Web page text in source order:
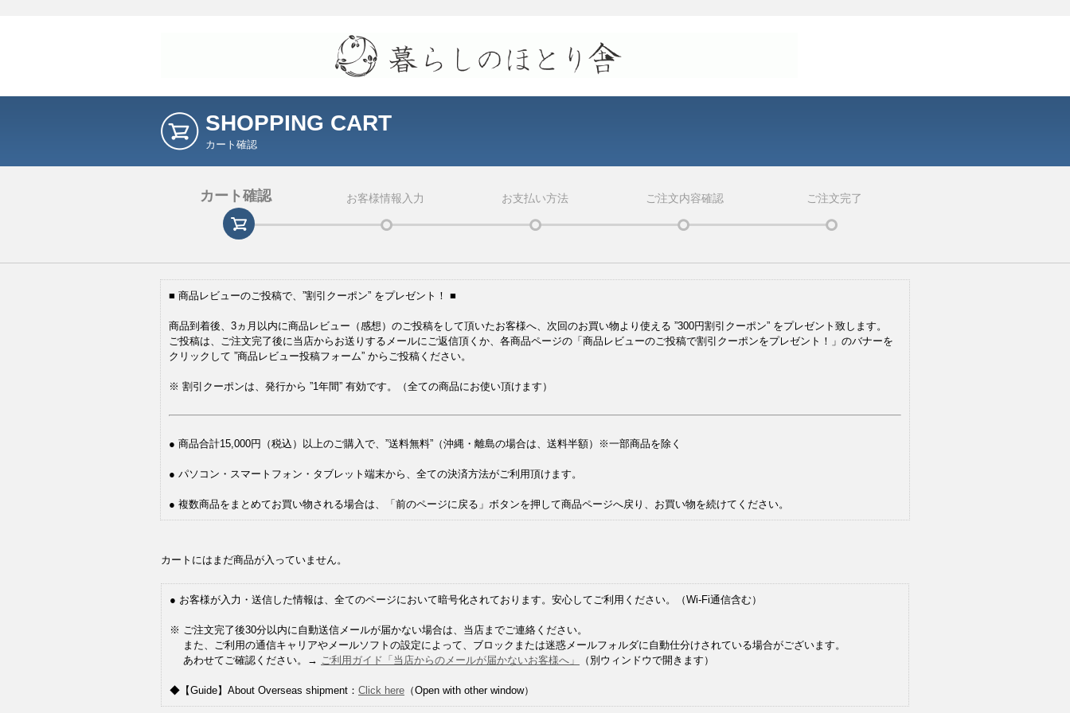
SHOPPING CART
カート確認
カート確認 お客様情報入力 お支払い方法 ご注文内容確認 ご注文完了
■ 商品レビューのご投稿で、”割引クーポン” をプレゼント！ ■
商品到着後、3ヵ月以内に商品レビュー（感想）のご投稿をして頂いたお客様へ、次回のお買い物より使える ”300円割引クーポン” をプレゼント致します。
ご投稿は、ご注文完了後に当店からお送りするメールにご返信頂くか、各商品ページの「商品レビューのご投稿で割引クーポンをプレゼント！」のバナーを
クリックして ”商品レビュー投稿フォーム” からご投稿ください。
※ 割引クーポンは、発行から ”1年間” 有効です。（全ての商品にお使い頂けます）
● 商品合計15,000円（税込）以上のご購入で、”送料無料”（沖縄・離島の場合は、送料半額）※一部商品を除く
● パソコン・スマートフォン・タブレット端末から、全ての決済方法がご利用頂けます。
● 複数商品をまとめてお買い物される場合は、「前のページに戻る」ボタンを押して商品ページへ戻り、お買い物を続けてください。
カートにはまだ商品が入っていません。
● お客様が入力・送信した情報は、全てのページにおいて暗号化されております。安心してご利用ください。（Wi-Fi通信含む）
※ ご注文完了後30分以内に自動送信メールが届かない場合は、当店までご連絡ください。
また、ご利用の通信キャリアやメールソフトの設定によって、ブロックまたは迷惑メールフォルダに自動仕分けされている場合がございます。
あわせてご確認ください。→ ご利用ガイド「当店からのメールが届かないお客様へ」 （別ウィンドウで開きます）
◆【Guide】About Overseas shipment： Click here （Open with other window）